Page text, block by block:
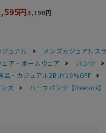
円3,190円
ジュアル
メンズカジュアルス
ェア・ホームウェア
パンツ
品・カジュアル2BUY10%OFF
ズ ハーフパンツ【Reebok